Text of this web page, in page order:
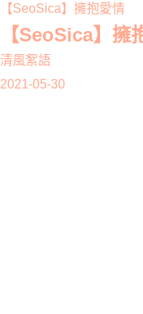
【SeoSica】擁抱愛情
【SeoSica】擁
清風絮語
2021-05-30